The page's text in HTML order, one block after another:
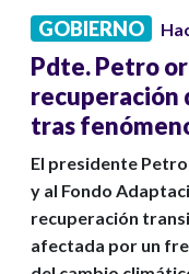
GOBIERNO
Pdte. Petro
recuperación
tras
El presidente
y al Fondo
recuperación
afectada por un